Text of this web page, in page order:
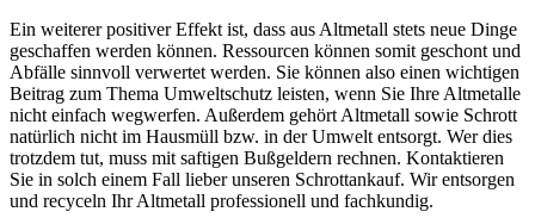
Ein weiterer positiver Effekt ist, dass aus Altmetall stets neue Dinge
geschaffen werden können. Ressourcen können somit geschont und
Abfälle sinnvoll verwertet werden. Sie können also einen wichtigen
Beitrag zum Thema Umweltschutz leisten, wenn Sie Ihre Altmetalle
nicht einfach wegwerfen. Außerdem gehört Altmetall sowie Schrott
natürlich nicht im Hausmüll bzw. in der Umwelt entsorgt. Wer dies
trotzdem tut, muss mit saftigen Bußgeldern rechnen. Kontaktieren
Sie in solch einem Fall lieber unseren Schrottankauf. Wir entsorgen
und recyceln Ihr Altmetall professionell und fachkundig.